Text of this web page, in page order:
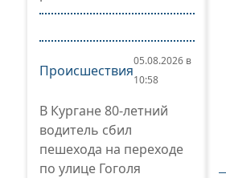
Происшествия
05.08.2026 в
10:58
В Кургане 80-летний
водитель сбил
пешехода на переходе
по улице Гоголя